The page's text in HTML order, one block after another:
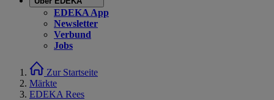
EDEKA App
Newsletter
Verbund
Jobs
Zur Startseite
Märkte
EDEKA Rees